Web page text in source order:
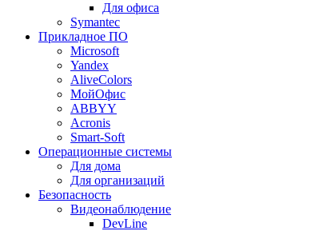
Для офиса
Symantec
Прикладное ПО
Microsoft
Yandex
AliveColors
МойОфис
ABBYY
Acronis
Smart-Soft
Операционные системы
Для дома
Для организаций
Безопасность
Видеонаблюдение
DevLine